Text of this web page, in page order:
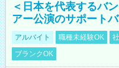
＜日本を代表するバ
アー公演のサポート
アルバイト 職種未経験OK
ブランクOK